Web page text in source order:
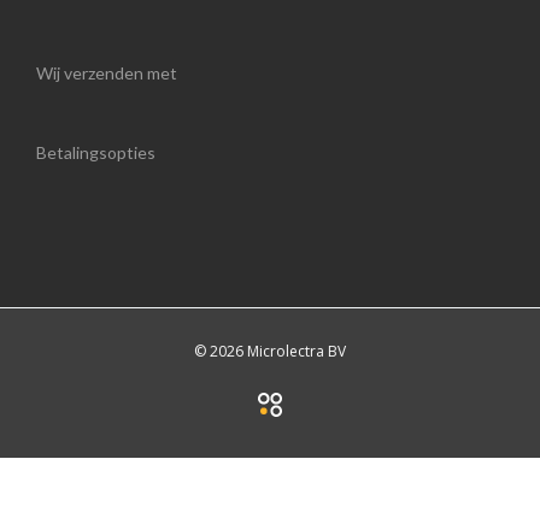
Wij verzenden met
Betalingsopties
© 2026 Microlectra BV